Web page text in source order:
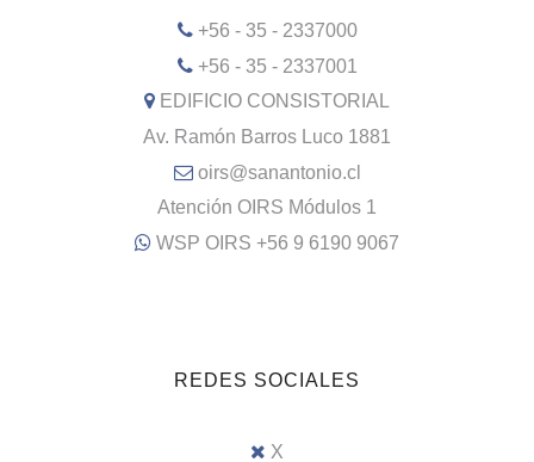
+56 - 35 - 2337000
+56 - 35 - 2337001
EDIFICIO CONSISTORIAL
Av. Ramón Barros Luco 1881
oirs@sanantonio.cl
Atención OIRS Módulos 1
WSP OIRS +56 9 6190 9067
REDES SOCIALES
X